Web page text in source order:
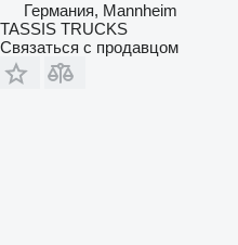
Германия, Mannheim
TASSIS TRUCKS
Связаться с продавцом